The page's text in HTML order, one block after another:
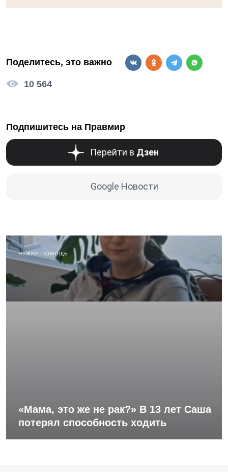
Поделитесь, это важно
10 564
Подпишитесь на Правмир
Перейти в Дзен
Google Новости
НУЖНА ПОМОЩЬ
«Мама, это же не рак?» В 13 лет Саша
потерял способность ходить